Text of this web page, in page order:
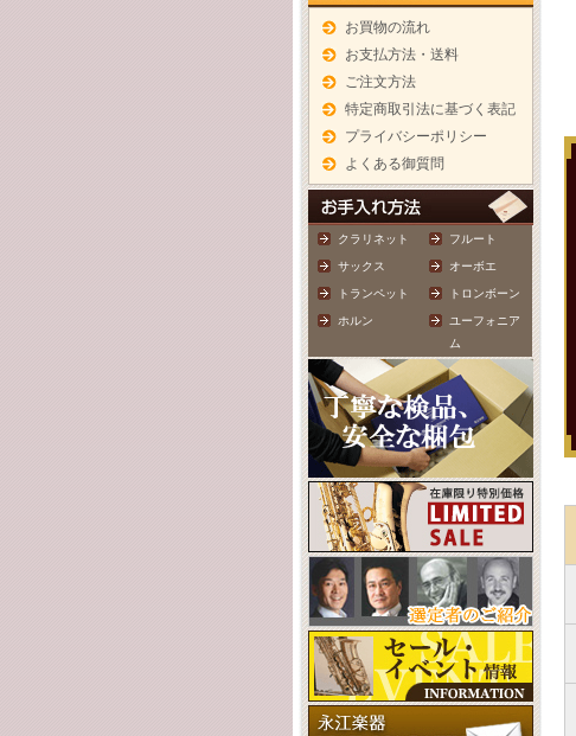
お買物の流れ
お支払方法・送料
ご注文方法
特定商取引法に基づく表記
プライバシーポリシー
よくある御質問
クラリネット フルート
サックス オーボエ
トランペット トロンボーン
ホルン
ユーフォニア
ム